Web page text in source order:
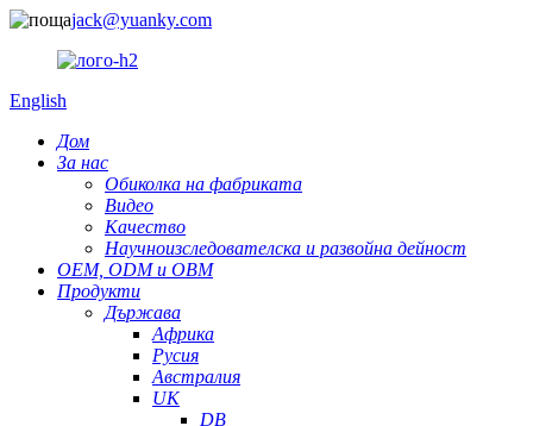
jack@yuanky.com
English
Дом
За нас
Обиколка на фабриката
Видео
Качество
Научноизследователска и развойна дейност
OEM, ODM и OBM
Продукти
Държава
Африка
Русия
Австралия
UK
DB